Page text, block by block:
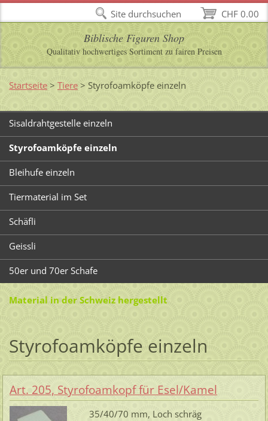
Biblische Figuren Shop
Qualitativ hochwertiges Sortiment zu fairen Preisen
Startseite > Tiere > Styrofoamköpfe einzeln
Sisaldrahtgestelle einzeln
Styrofoamköpfe einzeln
Bleihufe einzeln
Tiermaterial im Set
Schäfli
Geissli
50er und 70er Schafe
Material in der Schweiz hergestellt
Styrofoamköpfe einzeln
Art. 205, Styrofoamkopf für Esel/Kamel
35/40/70 mm, Loch schräg
CHF 0.00
Site durchsuchen